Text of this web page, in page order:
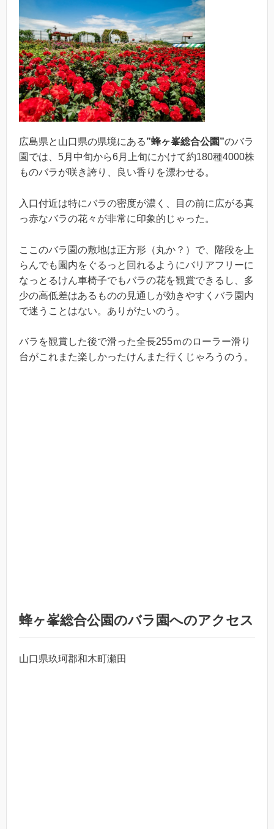
広島県と山口県の県境にある”蜂ヶ峯総合公園”のバラ
園では、5月中旬から6月上旬にかけて約180種4000株
ものバラが咲き誇り、良い香りを漂わせる。
入口付近は特にバラの密度が濃く、目の前に広がる真
っ赤なバラの花々が非常に印象的じゃった。
ここのバラ園の敷地は正方形（丸か？）で、階段を上
らんでも園内をぐるっと回れるようにバリアフリーに
なっとるけん車椅子でもバラの花を観賞できるし、多
少の高低差はあるものの見通しが効きやすくバラ園内
で迷うことはない。ありがたいのう。
バラを観賞した後で滑った全長255ｍのローラー滑り
台がこれまた楽しかったけんまた行くじゃろうのう。
蜂ヶ峯総合公園のバラ園へのアクセス
山口県玖珂郡和木町瀬田